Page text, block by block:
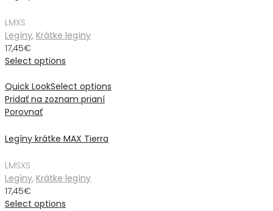
LMXS
Legíny, Krátke legíny
17,45€
Select options
Quick LookSelect options
Pridať na zoznam prianí
Porovnať
Legíny krátke MAX Tierra
LMSXS
Legíny, Krátke legíny
17,45€
Select options